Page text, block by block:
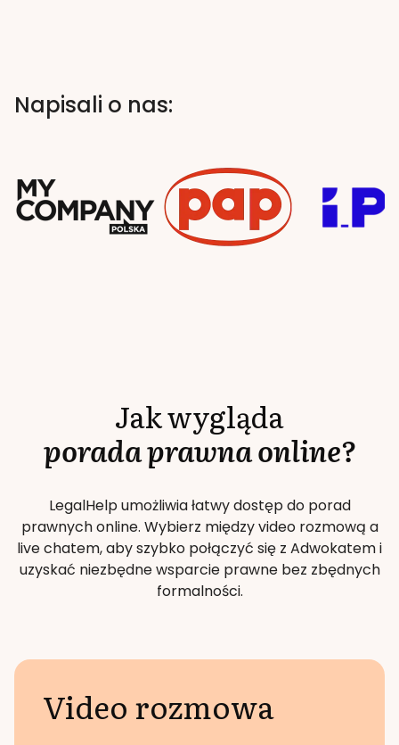
Napisali o nas:
Jak wygląda
porada prawna online?
LegalHelp umożliwia łatwy dostęp do porad
prawnych online. Wybierz między video rozmową a
live chatem, aby szybko połączyć się z Adwokatem i
uzyskać niezbędne wsparcie prawne bez zbędnych
formalności.
Video rozmowa